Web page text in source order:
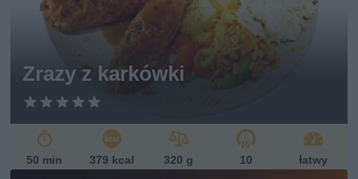
Zrazy z karkówki
50 min 379 kcal 320 g 10 łatwy